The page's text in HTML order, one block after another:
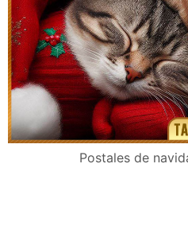
Postales de